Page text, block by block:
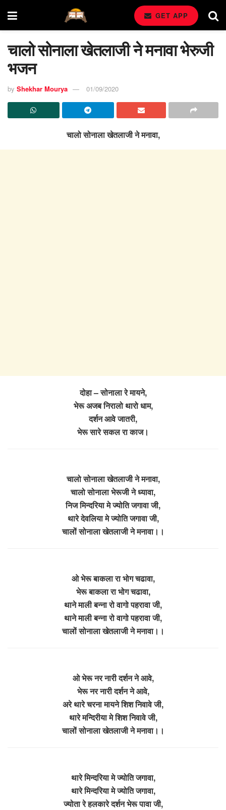
GET APP
चालो सोनाला खेतलाजी ने मनावा भेरुजी
भजन
by Shekhar Mourya 01/09/2020
चालो सोनाला खेतलाजी ने मनावा,
दोहा – सोनाला रे मायने,
भेरू अजब निरालो थारो धाम,
दर्शन आवे जातरी,
भेरू सारे सकल रा काज।
चालो सोनाला खेतलाजी ने मनावा,
चालो सोनाला भेरूजी ने ध्यावा,
निज मिन्दरिया मे ज्योति जगावा जी,
थारे देवलिया मे ज्योति जगावा जी,
चालों सोनाला खेतलाजी ने मनावा।।
ओ भेरू बाकला रा भोग चढावा,
भेरू बाकला रा भोग चढावा,
थाने माली बन्ना रो वागो पहरावा जी,
थाने माली बन्ना रो वागो पहरावा जी,
चालों सोनाला खेतलाजी ने मनावा।।
ओ भेरू नर नारी दर्शन ने आवे,
भेरू नर नारी दर्शन ने आवे,
अरे थारे चरना मायने शिश निवावे जी,
थारे मन्दिरीया मे शिश निवावे जी,
चालों सोनाला खेतलाजी ने मनावा।।
थारे मिन्दरिया मे ज्योति जगावा,
थारे मिन्दरिया मे ज्योति जगावा,
ज्योता रे हलकारे दर्शन भेरू पावा जी,